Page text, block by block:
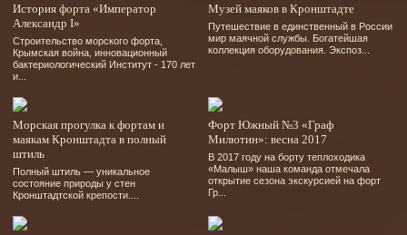
История форта «Император
Александр I»
Строительство морского форта,
Крымская война, инновационный
бактериологический Институт - 170 лет
и...
Музей маяков в Кронштадте
Путешествие в единственный в России
мир маячной службы. Богатейшая
коллекция оборудования. Экспоз...
Морская прогулка к фортам и
маякам Кронштадта в полный
штиль
Полный штиль — уникальное
состояние природы у стен
Кронштадтской крепости....
Форт Южный №3 «Граф
Милютин»: весна 2017
В 2017 году на борту теплоходика
«Малыш» наша команда отмечала
открытие сезона экскурсией на форт
Гр...